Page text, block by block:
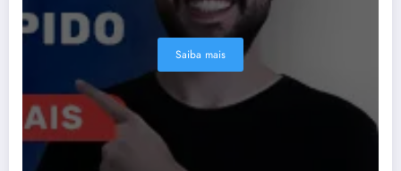
Saiba mais